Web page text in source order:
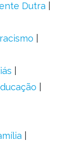
Dutra
racismo